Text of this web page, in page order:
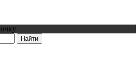
Найти